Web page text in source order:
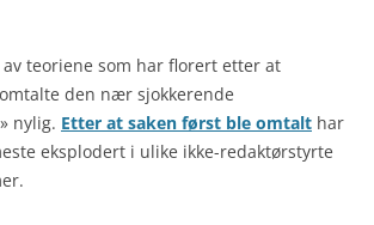
teoriene som har florert etter at
den nær sjokkerende
nylig. Etter at saken først ble omtalt har
eksplodert i ulike ikke-redaktørstyrte